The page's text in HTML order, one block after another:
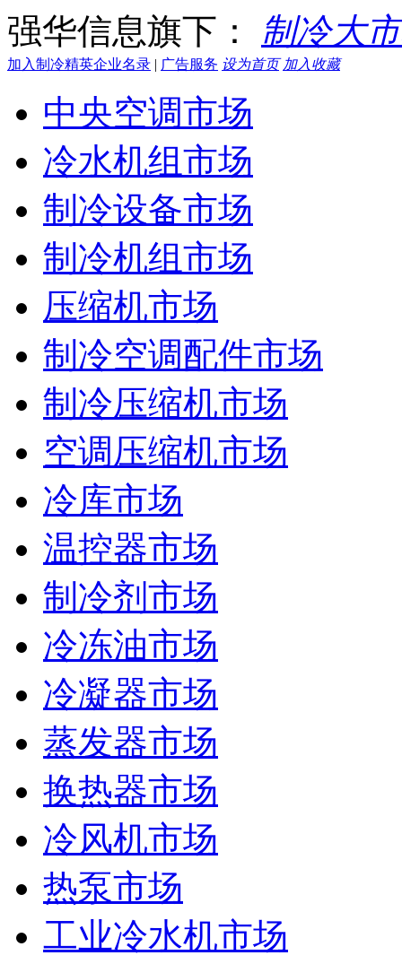
强华信息旗下： 制冷大
加入制冷精英企业名录 | 广告服务 设为首页 加入收藏
中央空调市场
冷水机组市场
制冷设备市场
制冷机组市场
压缩机市场
制冷空调配件市场
制冷压缩机市场
空调压缩机市场
冷库市场
温控器市场
制冷剂市场
冷冻油市场
冷凝器市场
蒸发器市场
换热器市场
冷风机市场
热泵市场
工业冷水机市场